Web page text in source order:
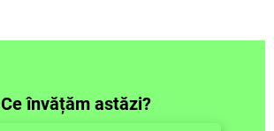
Ce învățăm astăzi?